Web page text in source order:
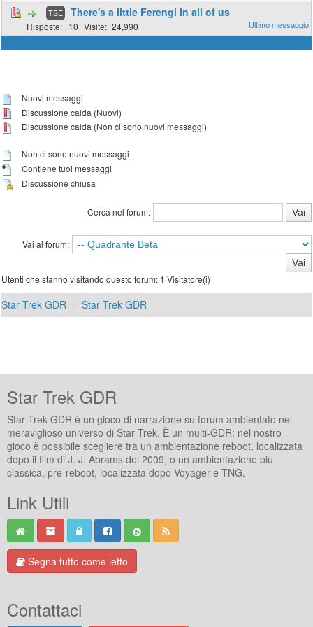
TSE There's a little Ferengi in all of us
10 24,990
Nuovi messaggi
Discussione calda (Nuovi)
Discussione calda (Non ci sono nuovi messaggi)
Non ci sono nuovi messaggi
Contiene tuoi messaggi
Discussione chiusa
Cerca nel forum:
Vai al forum:
Utenti che stanno visitando questo forum: 1 Visitatore(i)
Star Trek GDR Star Trek GDR
Star Trek GDR
Star Trek GDR è un gioco di narrazione su forum ambientato nel
meraviglioso universo di Star Trek. È un multi-GDR: nel nostro
gioco è possibile scegliere tra un ambientazione reboot, localizzata
dopo il film di J. J. Abrams del 2009, o un ambientazione più
classica, pre-reboot, localizzata dopo Voyager e TNG.
Link Utili
Segna tutto come letto
Contattaci